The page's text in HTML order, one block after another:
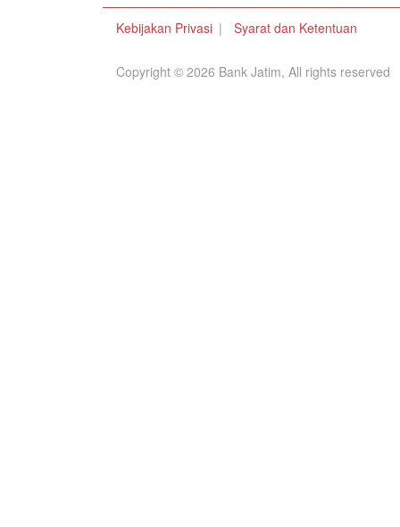
Kebijakan Privasi Syarat dan Ketentuan
Copyright © 2026 Bank Jatim, All rights reserved